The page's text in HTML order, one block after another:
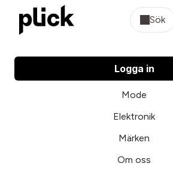
Sök
Logga in
Mode
Elektronik
Märken
Om oss